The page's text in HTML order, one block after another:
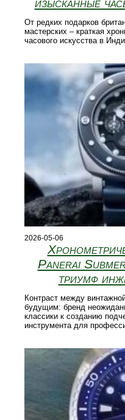
От редких подарков
мастерских – краткая
часового искусства в
2026-05-06
Panerai
триумф
Контраст между
будущим: бренд
классики к созданию
инструмента для